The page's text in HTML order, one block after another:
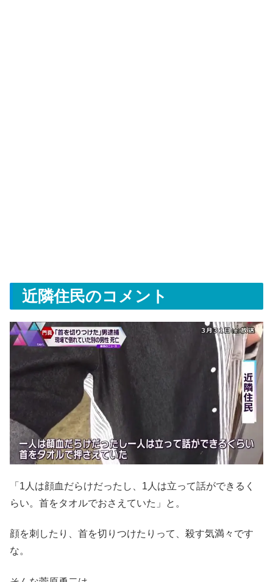
近隣住民のコメント
「1人は顔血だらけだったし、1人は立って話ができるく
らい。首をタオルでおさえていた」と。
顔を刺したり、首を切りつけたりって、殺す気満々です
な。